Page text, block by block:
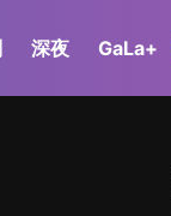
深夜 GaLa+